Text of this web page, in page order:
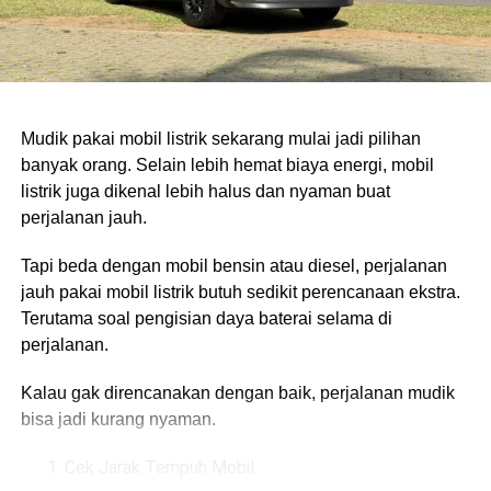
jaga-jaga, kan?
RELATED TOPICS: FEATURED
HOBI
UP NEXT
5 Mobil Terbaru Tahun 2024, Cek Paling Favorit!
DON'T MISS
Child Lock di Mobil, Fungsi dan Cara
Gunakan sampo khusus mobil dan hindari sabun cuci
piring karena kandungannya bisa membuat lapisan
pelindung cat lebih cepat hilang.
sabun dan satu lagi untuk membilas spons atau wash mitt
agar kotoran gak kembali menempel ke bodi mobil.
Mudik pakai mobil listrik sekarang mulai jadi pilihan
banyak orang. Selain lebih hemat biaya energi, mobil
listrik juga dikenal lebih halus dan nyaman buat
perjalanan jauh.
Tapi beda dengan mobil bensin atau diesel, perjalanan
jauh pakai mobil listrik butuh sedikit perencanaan ekstra.
Terutama soal pengisian daya baterai selama di
perjalanan.
Kalau gak direncanakan dengan baik, perjalanan mudik
bisa jadi kurang nyaman.